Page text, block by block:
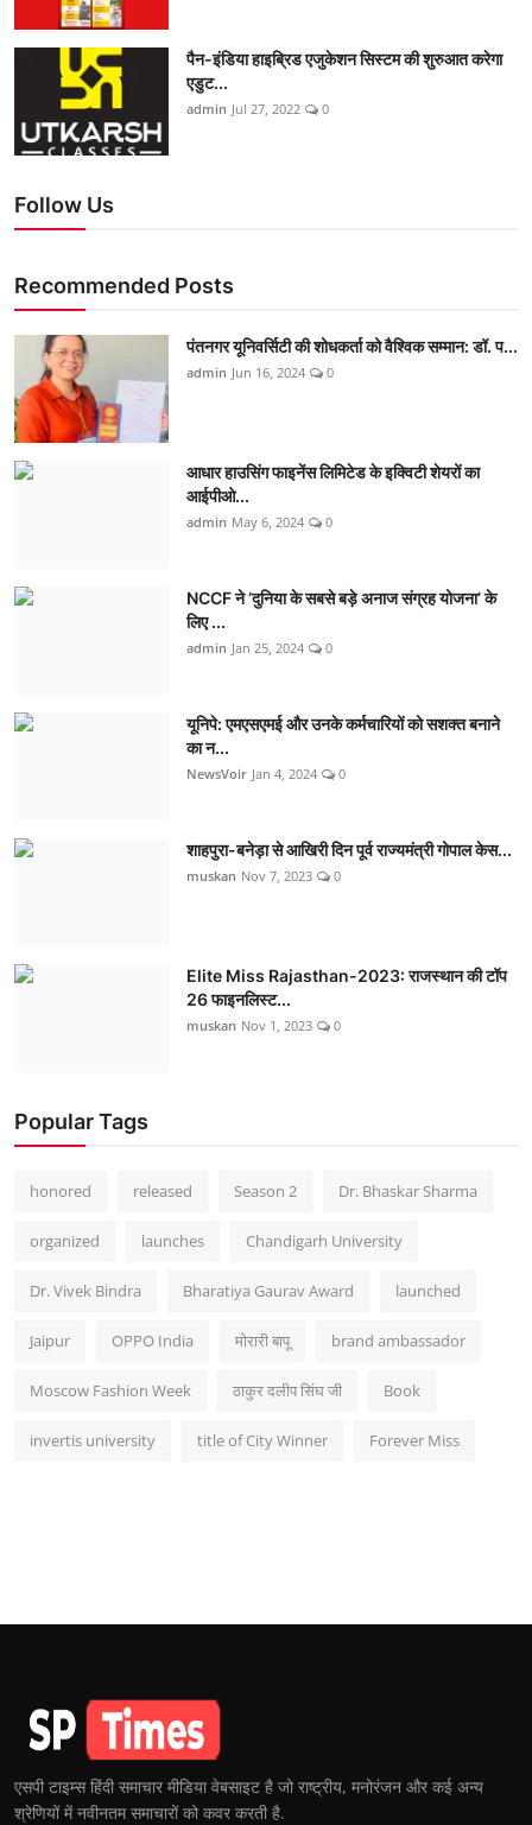
पैन-इंडिया हाइब्रिड एजुकेशन सिस्टम की शुरुआत करेगा
एडुट...
admin Jul 27, 2022 0
Follow Us
Recommended Posts
पंतनगर यूनिवर्सिटी की शोधकर्ता को वैश्विक सम्मान: डॉ. प...
admin Jun 16, 2024 0
आधार हाउसिंग फाइनेंस लिमिटेड के इक्विटी शेयरों का
आईपीओ...
admin May 6, 2024 0
NCCF ने ‘दुनिया के सबसे बड़े अनाज संग्रह योजना’ के
लिए ...
admin Jan 25, 2024 0
यूनिपे: एमएसएमई और उनके कर्मचारियों को सशक्त बनाने
का न...
NewsVoir Jan 4, 2024 0
शाहपुरा-बनेड़ा से आखिरी दिन पूर्व राज्यमंत्री गोपाल केस...
muskan Nov 7, 2023 0
Elite Miss Rajasthan-2023: राजस्थान की टॉप
26 फाइनलिस्ट...
muskan Nov 1, 2023 0
Popular Tags
honored released Season 2 Dr. Bhaskar Sharma
organized launches Chandigarh University
Dr. Vivek Bindra Bharatiya Gaurav Award launched
Jaipur OPPO India मोरारी बापू brand ambassador
Moscow Fashion Week ठाकुर दलीप सिंघ जी Book
invertis university title of City Winner Forever Miss
एसपी टाइम्स हिंदी समाचार मीडिया वेबसाइट है जो राष्ट्रीय, मनोरंजन और कई अन्य
श्रेणियों में नवीनतम समाचारों को कवर करती है.